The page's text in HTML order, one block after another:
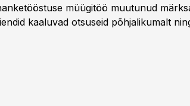
müügitöö muutunud
kaaluvad otsuseid põhjalikumalt